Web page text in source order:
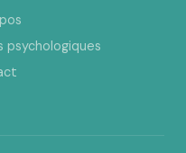
psychologiques